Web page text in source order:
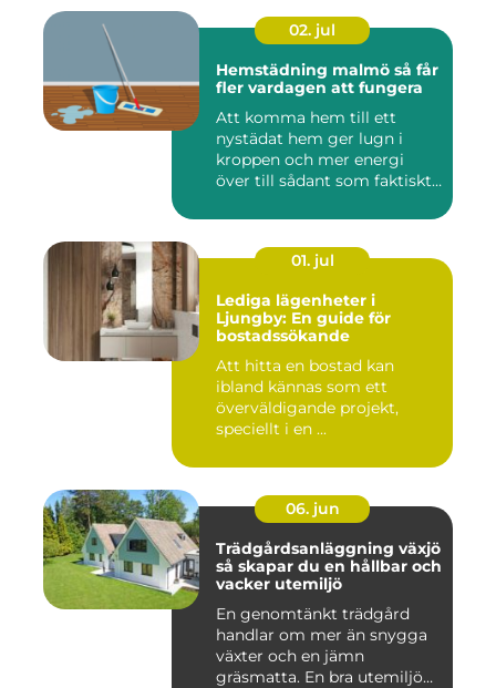
02. jul
Hemstädning malmö så får
fler vardagen att fungera
Att komma hem till ett
nystädat hem ger lugn i
kroppen och mer energi
över till sådant som faktiskt
01. jul
Lediga lägenheter i
Ljungby: En guide för
bostadssökande
Att hitta en bostad kan
ibland kännas som ett
överväldigande projekt,
speciellt i en ...
06. jun
Trädgårdsanläggning växjö
så skapar du en hållbar och
vacker utemiljö
En genomtänkt trädgård
handlar om mer än snygga
växter och en jämn
gräsmatta. En bra utemiljö